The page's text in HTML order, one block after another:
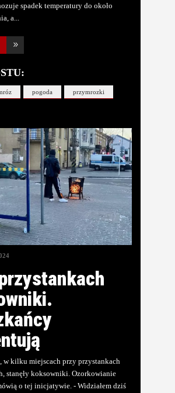
spadek temperatury do około
a
pogoda przymrozki
w kilku miejscach przy przystankach
stanęły koksowniki. Ozorkowianie
o tej inicjatywie. - Widziałem dziś